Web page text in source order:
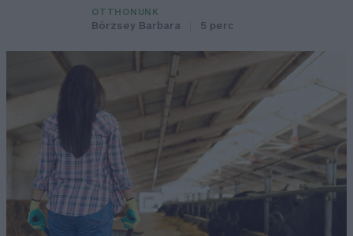
OTTHONUNK
Börzsey Barbara 5 perc